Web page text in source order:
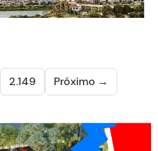
2.149 Próximo →